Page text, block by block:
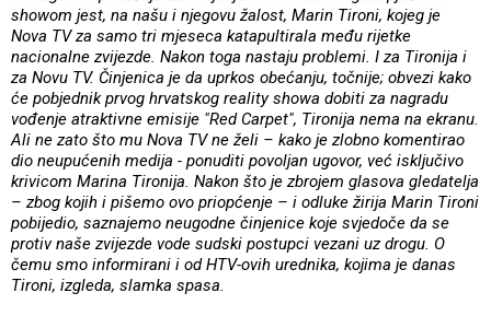
showom jest, na našu i njegovu žalost, Marin Tironi, kojeg je
Nova TV za samo tri mjeseca katapultirala među rijetke
nacionalne zvijezde. Nakon toga nastaju problemi. I za Tironija i
za Novu TV. Činjenica je da uprkos obećanju, točnije; obvezi kako
će pobjednik prvog hrvatskog reality showa dobiti za nagradu
vođenje atraktivne emisije "Red Carpet", Tironija nema na ekranu.
Ali ne zato što mu Nova TV ne želi – kako je zlobno komentirao
dio neupućenih medija - ponuditi povoljan ugovor, već isključivo
krivicom Marina Tironija. Nakon što je zbrojem glasova gledatelja
– zbog kojih i pišemo ovo priopćenje – i odluke žirija Marin Tironi
pobijedio, saznajemo neugodne činjenice koje svjedoče da se
protiv naše zvijezde vode sudski postupci vezani uz drogu. O
čemu smo informirani i od HTV-ovih urednika, kojima je danas
Tironi, izgleda, slamka spasa.